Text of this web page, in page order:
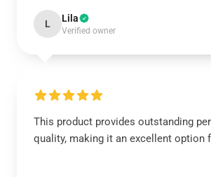
L Lila
Verified owner
This product provides outstanding
quality, making it an excellent option